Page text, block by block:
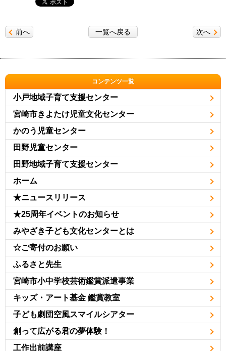
次へ
前へ 一覧へ戻る
コンテンツ一覧
小戸地域子育て支援センター
宮崎市きよたけ児童文化センター
かのう児童センター
田野児童センター
田野地域子育て支援センター
ホーム
★ニュースリリース
★25周年イベントのお知らせ
みやざき子ども文化センターとは
☆ご寄付のお願い
ふるさと先生
宮崎市小中学校芸術鑑賞派遣事業
キッズ・アート基金 鑑賞教室
子ども劇団空風スマイルシアター
創って広がる君の夢体験！
工作出前講座